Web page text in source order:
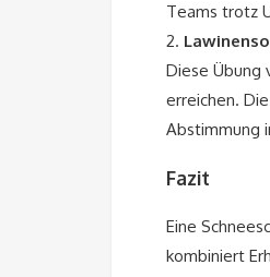
Teams trotz
2.
Diese Übung
erreichen.
Abstimmung
Fazit
Eine
kombiniert